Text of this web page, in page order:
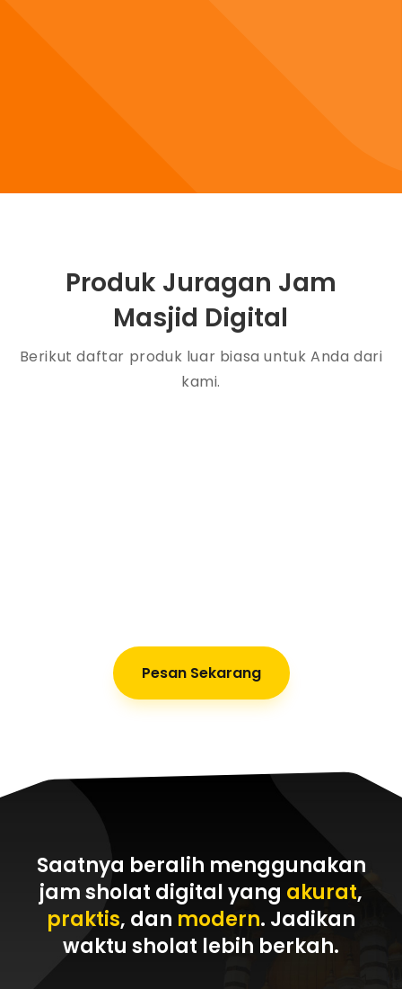
Produk Juragan Jam
Masjid Digital
Berikut daftar produk luar biasa untuk Anda dari
kami.
Pesan Sekarang
Saatnya beralih menggunakan
jam sholat digital yang akurat,
praktis, dan modern. Jadikan
waktu sholat lebih berkah.